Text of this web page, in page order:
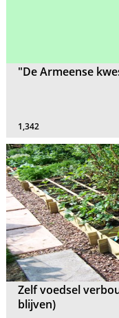
"De Armeense
1,342
Zelf voedsel
blijven)